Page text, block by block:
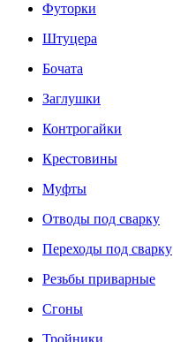
Футорки
Штуцера
Бочата
Заглушки
Контрогайки
Крестовины
Муфты
Отводы под сварку
Переходы под сварку
Резьбы приварные
Сгоны
Тройники